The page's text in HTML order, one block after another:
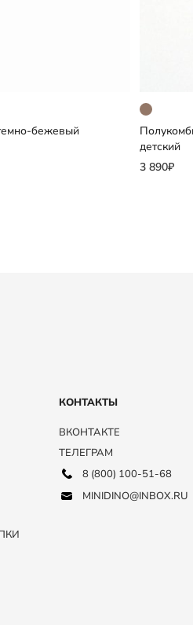
бежевый
детский
3 890₽
КОНТАКТЫ
ВКОНТАКТЕ
ТЕЛЕГРАМ
8 (800) 100-51-68
MINIDINO@INBOX.RU